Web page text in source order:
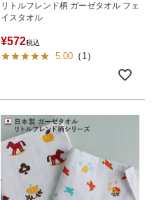
リトルフレンド柄 ガーゼタオル フェ
イスタオル
¥572税込
5.00 （ 1）